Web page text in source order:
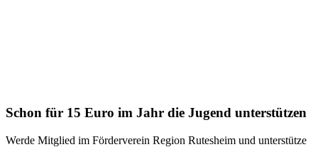
Schon für 15 Euro im Jahr die Jugend unterstützen
Werde Mitglied im Förderverein Region Rutesheim und unterstütze